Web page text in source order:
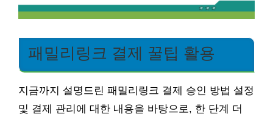
패밀리링크 결제 꿀팁 활용
지금까지 설명드린 패밀리링크 결제 승인 방법 설정
및 결제 관리에 대한 내용을 바탕으로, 한 단계 더